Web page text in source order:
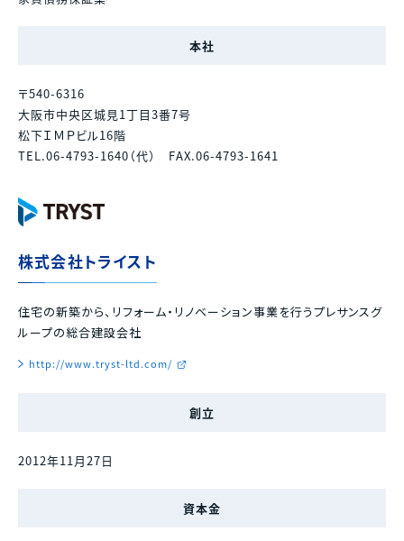
本社
〒540-6316
大阪市中央区城見1丁目3番7号
松下ＩＭＰビル16階
TEL.06-4793-1640（代） FAX.06-4793-1641
株式会社トライスト
住宅の新築から、リフォーム・リノベーション事業を行うプレサンスグ
ループの総合建設会社
http://www.tryst-ltd.com/
創立
2012年11月27日
資本金